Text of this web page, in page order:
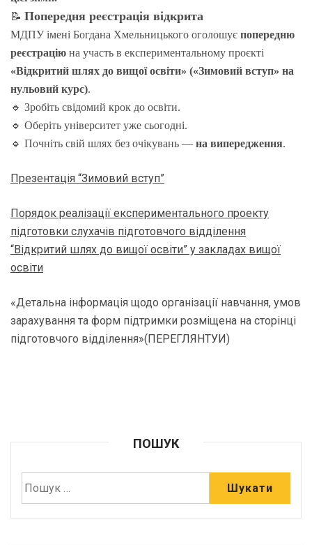
📝 Попередня реєстрація відкрита
МДПУ імені Богдана Хмельницького оголошує попередню
реєстрацію на участь в експериментальному проєкті
«Відкритий шлях до вищої освіти» («Зимовий вступ» на
нульовий курс).
🔹 Зробіть свідомий крок до освіти.
🔹 Оберіть університет уже сьогодні.
🔹 Почніть свій шлях без очікувань — на випередження.
Презентація “Зимовий вступ”
Порядок реалізації експериментального проекту
підготовки слухачів підготовчого відділення
“Відкритий шлях до вищої освіти” у закладах вищої
освіти
«Детальна інформація щодо організації навчання, умов
зарахування та форм підтримки розміщена на сторінці
підготовчого відділення»( ПЕРЕГЛЯНТУИ)
ПОШУК